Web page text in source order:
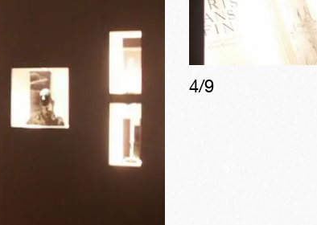
4/9